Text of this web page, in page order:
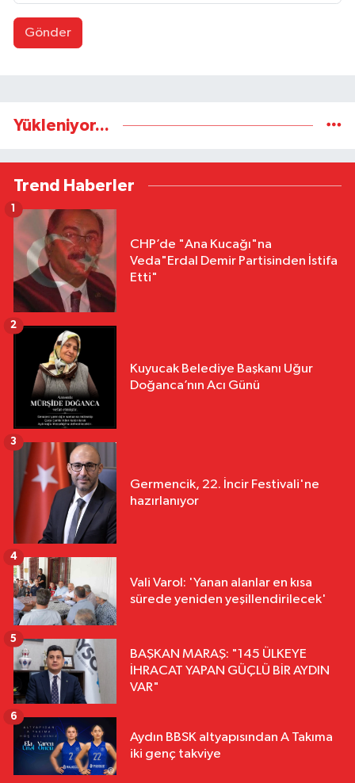
Gönder
Yükleniyor...
Trend Haberler
CHP’de "Ana Kucağı"na
Veda"Erdal Demir Partisinden İstifa
Etti"
Kuyucak Belediye Başkanı Uğur
Doğanca’nın Acı Günü
2
Germencik, 22. İncir Festivali'ne
hazırlanıyor
3
Vali Varol: 'Yanan alanlar en kısa
sürede yeniden yeşillendirilecek'
4
BAŞKAN MARAŞ: "145 ÜLKEYE
İHRACAT YAPAN GÜÇLÜ BİR AYDIN
VAR"
5
Aydın BBSK altyapısından A Takıma
iki genç takviye
6